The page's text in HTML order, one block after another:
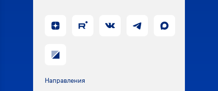
Направления